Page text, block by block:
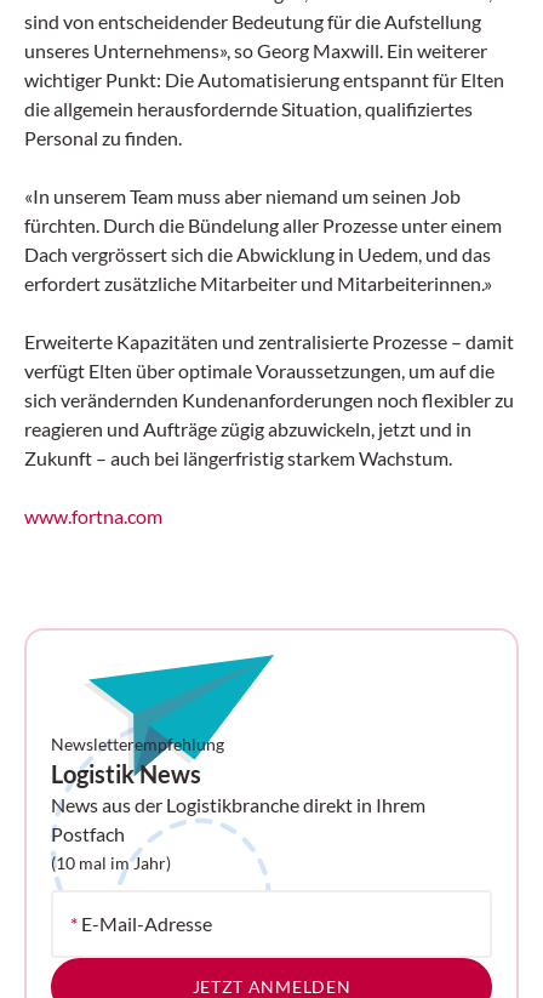
sind von entscheidender Bedeutung für die Aufstellung
unseres Unternehmens», so Georg Maxwill. Ein weiterer
wichtiger Punkt: Die Automatisierung entspannt für Elten
die allgemein herausfordernde Situation, qualifiziertes
Personal zu finden.
«In unserem Team muss aber niemand um seinen Job
fürchten. Durch die Bündelung aller Prozesse unter einem
Dach vergrössert sich die Abwicklung in Uedem, und das
erfordert zusätzliche Mitarbeiter und Mitarbeiterinnen.»
Erweiterte Kapazitäten und zentralisierte Prozesse – damit
verfügt Elten über optimale Voraussetzungen, um auf die
sich verändernden Kundenanforderungen noch flexibler zu
reagieren und Aufträge zügig abzuwickeln, jetzt und in
Zukunft – auch bei längerfristig starkem Wachstum.
www.fortna.com
Newsletterempfehlung
Logistik News
News aus der Logistikbranche direkt in Ihrem
Postfach
(10 mal im Jahr)
* E-Mail-Adresse
JETZT ANMELDEN